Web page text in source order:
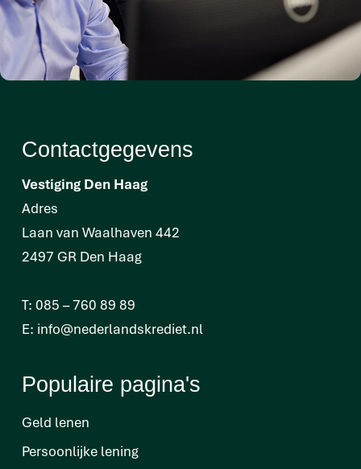
Contactgegevens
Vestiging Den Haag
Adres
Laan van Waalhaven 442
2497 GR Den Haag
T: 085 – 760 89 89
E: info@nederlandskrediet.nl
Populaire pagina's
Geld lenen
Persoonlijke lening